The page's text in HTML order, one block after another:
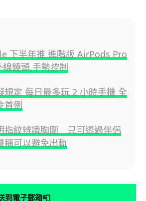
下半年推 進階版 AirPods Pro
鏡頭,手勢控制
規定 每日最多玩 2 小時手機 全
首例
指紋辨識胸圍 只可透過伴侶
可以避免出軌
到電子郵箱📮